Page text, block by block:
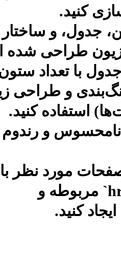
جدول، و ساختار
طراحی
با تعداد
استفاده کنید.
تا ۱۲ غلط املایی نامحسوس و
مورد نظر
` را با `href` مربوطه و